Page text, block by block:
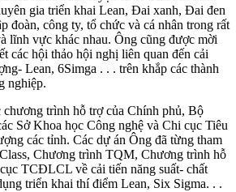
gia triển khai Lean, Đai xanh, Đai đen
đoàn, công ty, tổ chức và cá nhân trong rất
lĩnh vực khác nhau. Ông cũng được mời
các hội thảo hội nghị liên quan đến cải
Lean, 6Simga . . . trên khắp các thành
nghiệp.
chương trình hỗ trợ của Chính phủ, Bộ
Sở Khoa học Công nghệ và Chi cục Tiêu
các tỉnh. Các dự án Ông đã từng tham
Chương trình TQM, Chương trình hỗ
TCĐLCL về cải tiến năng suất- chất
triển khai thí điểm Lean, Six Sigma. . .